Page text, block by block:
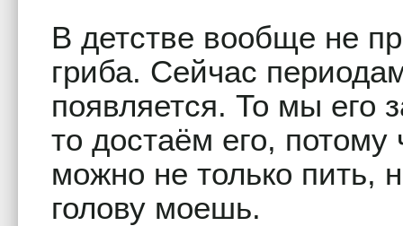
В детстве вообще не
гриба. Сейчас
появляется. То мы его
то достаём его, потому
можно не только пить,
голову моешь.